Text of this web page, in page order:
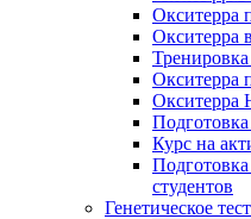
Окситерра
Окситерра
Окситерра
Окситерра
Курс на
студентов
Генетическое